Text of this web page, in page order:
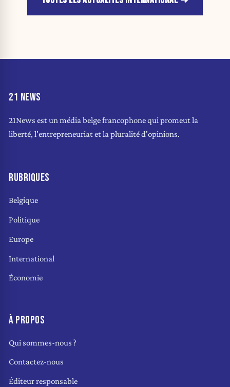
21 NEWS
21News est un média belge francophone qui promeut la
liberté, l'entrepreneuriat et la pluralité d'opinions.
RUBRIQUES
Belgique
Politique
Europe
International
Économie
À PROPOS
Qui sommes-nous ?
Contactez-nous
Éditeur responsable